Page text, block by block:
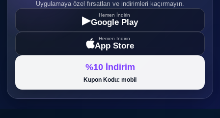
Uygulamaya özel fırsatları ve indirimleri kaçırmayın.
▶ Hemen İndirin
Google Play
Hemen İndirin
App Store
%10 İndirim
Kupon Kodu: mobil